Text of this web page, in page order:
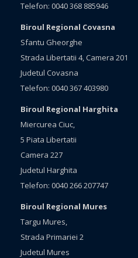
Telefon: 0040 368 885946
Biroul Regional Covasna
Sfantu Gheorghe
Strada Libertatii 4, Camera 201
Judetul Covasna
Telefon: 0040 367 403980
Biroul Regional Harghita
Miercurea Ciuc,
5 Piata Libertatii
Camera 227
Judetul Harghita
Telefon: 0040 266 207747
Biroul Regional Mures
Targu Mures,
Strada Primariei 2
Judetul Mures